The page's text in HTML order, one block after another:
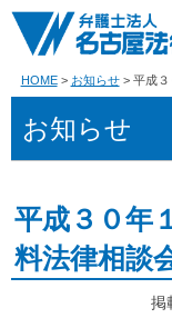
HOME お知らせ 平成
お知らせ
平成３０年
料法律相談
掲